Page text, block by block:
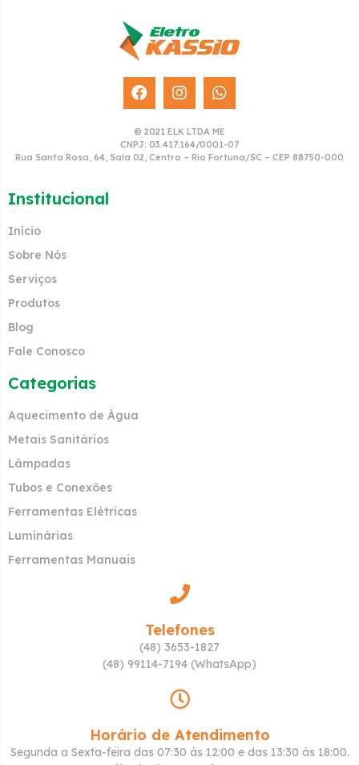
© 2021 ELK LTDA ME
CNPJ: 03.417.164/0001-07
Rua Santa Rosa, 64, Sala 02, Centro – Rio Fortuna/SC – CEP 88750-000
Institucional
Início
Sobre Nós
Serviços
Produtos
Blog
Fale Conosco
Categorias
Aquecimento de Água
Metais Sanitários
Lâmpadas
Tubos e Conexões
Ferramentas Elétricas
Luminárias
Ferramentas Manuais
Telefones
(48) 3653-1827
(48) 99114-7194 (WhatsApp)
Horário de Atendimento
Segunda a Sexta-feira das 07:30 ás 12:00 e das 13:30 ás 18:00.